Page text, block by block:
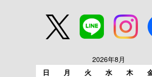
2026年8月
日
月 火 水 木